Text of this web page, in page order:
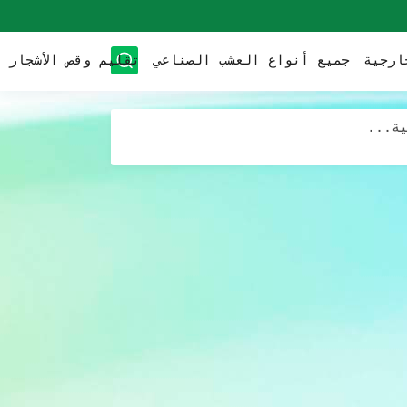
جميع أنواع العشب الصناعي تقليم وقص الأشجار